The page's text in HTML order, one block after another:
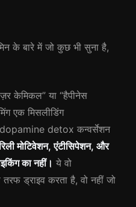
के बारे में जो कुछ भी सुना है,
केमिकल” या “हैपीनेस
एक मिसलीडिंग
dopamine detox कन्वर्सेशन
मोटिवेशन, एंटीसिपेशन, और
का नहीं। ये वो
तरफ ड्राइव करता है, वो नहीं जो